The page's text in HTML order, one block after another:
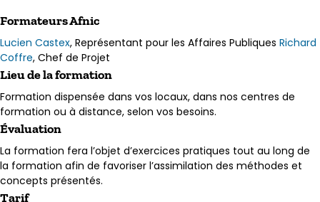
Formateurs Afnic
Lucien Castex, Représentant pour les Affaires Publiques Richard
Coffre, Chef de Projet
Lieu de la formation
Formation dispensée dans vos locaux, dans nos centres de
formation ou à distance, selon vos besoins.
Évaluation
La formation fera l’objet d’exercices pratiques tout au long de
la formation afin de favoriser l’assimilation des méthodes et
concepts présentés.
Tarif